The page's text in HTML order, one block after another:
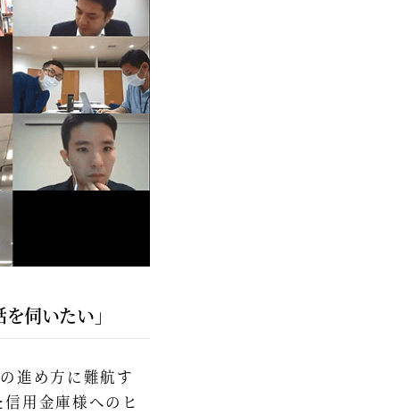
伺いたい」
進め方に難航す
用金庫様へのヒ